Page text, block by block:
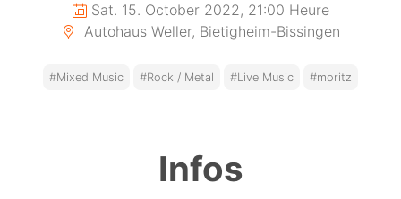
Sat. 15. October 2022, 21:00 Heure
Autohaus Weller, Bietigheim-Bissingen
#Mixed Music #Rock / Metal #Live Music #moritz
Infos